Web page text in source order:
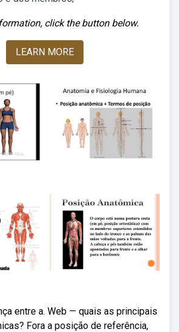
click the button below.
LEARN MORE
entre a. Web — quais as principais
Fora a posição de referência,